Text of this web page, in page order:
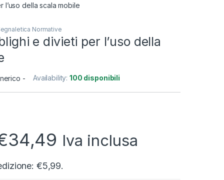
l’uso della scala mobile
Normative
e divieti per l’uso della
Availability:100 disponibili
34,49 Fascia di prezzo:
Iva inclusa
€5,99.